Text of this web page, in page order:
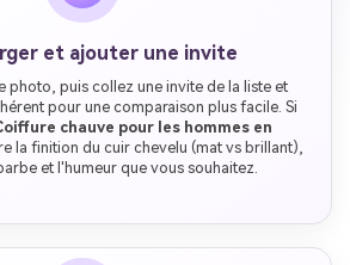
et ajouter une invite
photo, puis collez une invite de la liste et
pour une comparaison plus facile. Si
chauve pour les hommes en
la finition du cuir chevelu (mat vs brillant),
et l'humeur que vous souhaitez.